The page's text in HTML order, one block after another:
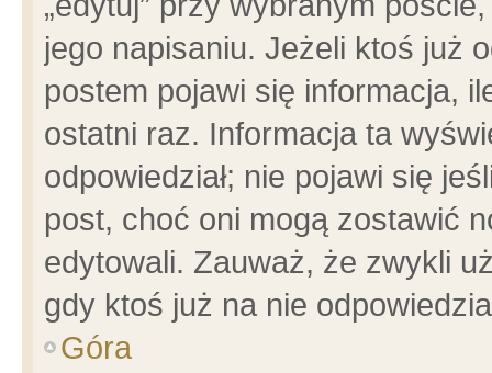
jego napisaniu. Jeżeli ktoś już
postem pojawi się informacja,
ostatni raz. Informacja ta
odpowiedział; nie pojawi się
post, choć oni mogą zostawić
edytowali. Zauważ, że zwykli
gdy ktoś już na nie
Góra